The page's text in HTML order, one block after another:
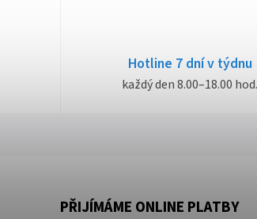
Hotline 7 dní v týdnu
každý den 8.00–18.00 hod.
PŘIJÍMÁME ONLINE PLATBY